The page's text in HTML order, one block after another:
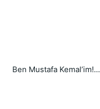
Ben Mustafa Kemal’im!...